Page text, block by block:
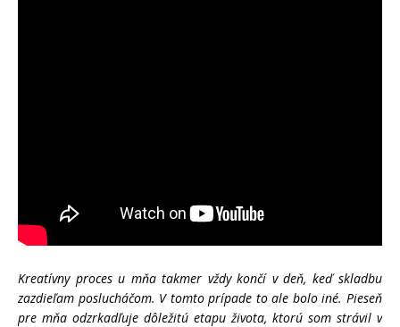
Kreatívny proces u mňa takmer vždy končí v deň, keď skladbu
zazdieľam poslucháčom. V tomto prípade to ale bolo iné. Pieseň
pre mňa odzrkadľuje dôležitú etapu života, ktorú som strávil v